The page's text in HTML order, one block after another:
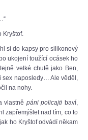
Kryštof.
si do kapsy pro silikonový
ukojení toužící ocásek ho
velké chutě jako Ben,
sex naposledy… Ale věděl,
na nohy.
vlastně páni policajti baví,
zapřemýšlet nad tím, co to
ho Kryštof odvádí někam